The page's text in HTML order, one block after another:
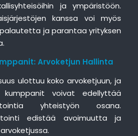
ja ympäristöön.
kanssa voi myös
ja parantaa yrityksen
Arvoketjun Hallinta
ulottuu koko arvoketjuun, ja
voivat edellyttää
yhteistyön osana.
edistää avoimuutta ja